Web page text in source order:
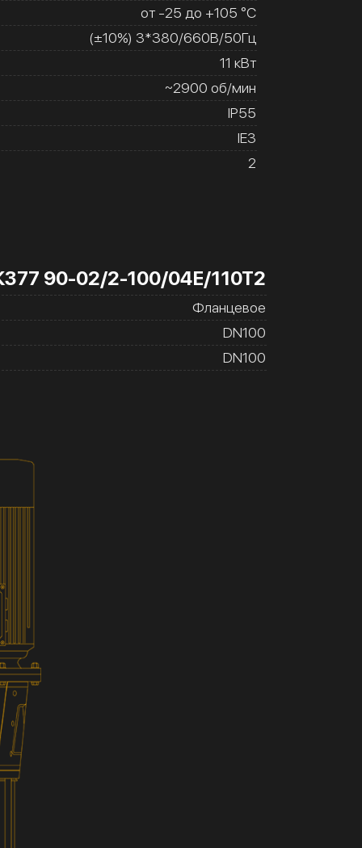
от -25 до +105 °C
(±10%) 3*380/660В/50Гц
11 кВт
~2900 об/мин
IP55
IE3
2
90-02/2-100/04Е/110Т2
Фланцевое
DN100
DN100